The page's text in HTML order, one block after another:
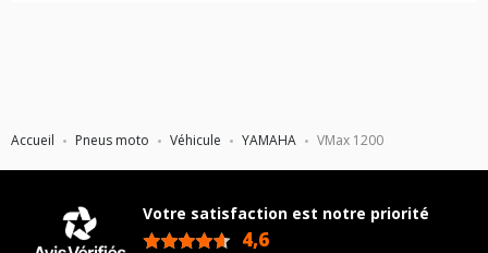
Accueil Pneus moto Véhicule YAMAHA VMax 1200
Votre satisfaction est notre priorité
4,6